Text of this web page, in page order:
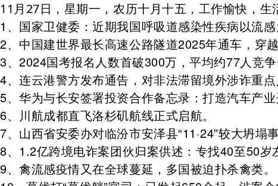
11月27日，星期一，农历十月十五，工作愉快，生
1、国家卫健委：近期我国呼吸道感染性疾病以流感
2、中国建世界最长高速公路隧道2025年通车，穿
3、2024国考报名人数首破300万，平均约77人竞争
4、连云港警方发布通告，对非法滞留境外涉诈重点
5、华为与长安签署投资合作备忘录：打造汽车产业
6、
川航成都直飞洛杉矶航线正式启航。
7、山西省安委办对临汾市安泽县“11·24”较大坍塌
8、1.2亿跨境电诈案团伙归案供述：专找40至50岁
9、禽流感疫情又在全球蔓延，多国被迫扑杀禽类。